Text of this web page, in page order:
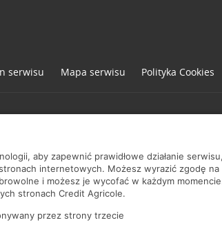
serwisu Mapa serwisu Polityka Cookies
aby zapewnić prawidłowe działanie
internetowych. Możesz wyrazić zgodę
i możesz je wycofać w każdym
stronach Credit Agricole.
przez strony trzecie